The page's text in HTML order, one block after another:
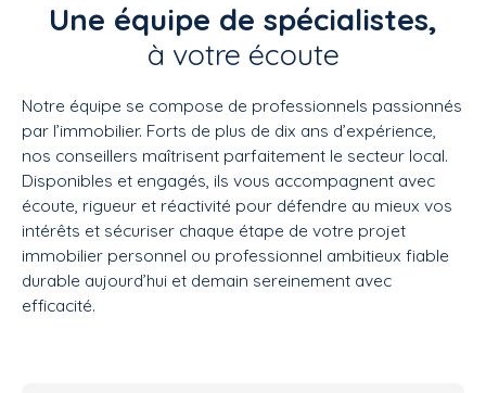
Une équipe de spécialistes,
à votre écoute
Notre équipe se compose de professionnels passionnés
par l’immobilier. Forts de plus de dix ans d’expérience,
nos conseillers maîtrisent parfaitement le secteur local.
Disponibles et engagés, ils vous accompagnent avec
écoute, rigueur et réactivité pour défendre au mieux vos
intérêts et sécuriser chaque étape de votre projet
immobilier personnel ou professionnel ambitieux fiable
durable aujourd’hui et demain sereinement avec
efficacité.